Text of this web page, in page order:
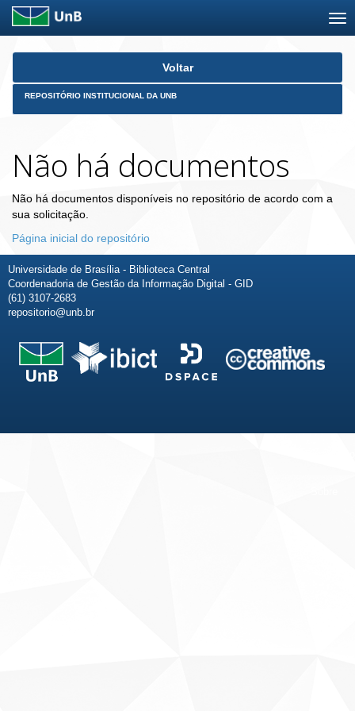
Skip
Voltar
REPOSITÓRIO INSTITUCIONAL DA UNB
Não há documentos
Não há documentos disponíveis no repositório de acordo com a
sua solicitação.
Página inicial do repositório
Universidade de Brasília - Biblioteca Central
Coordenadoria de Gestão da Informação Digital - GID
(61) 3107-2683
repositorio@unb.br